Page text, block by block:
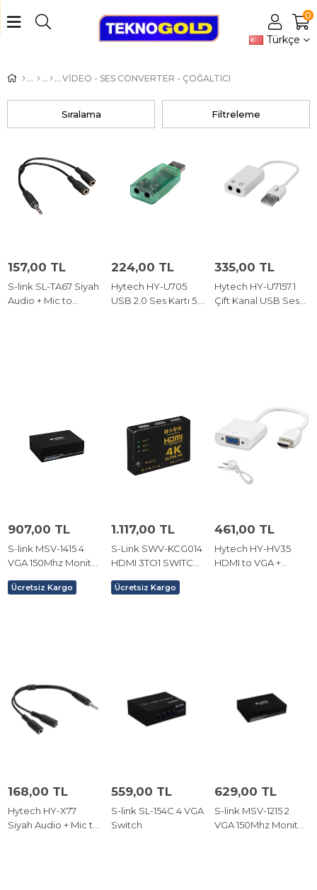
Türkçe
0
VİDEO - SES CONVERTER - ÇOĞALTICI
Filtreleme
Sıralama
157,00 TL
S-link SL-TA67 Siyah
Audio + Mic to
224,00 TL
Hytech HY-U705
USB 2.0 Ses Kartı 5.1
335,00 TL
Hytech HY-U7157.1
Çift Kanal USB Ses
907,00 TL
S-link MSV-1415 4
VGA 150Mhz Monitör
Ücretsiz Kargo
1.117,00 TL
S-Link SWV-KCG014
HDMI 3TO1 SWITCH
Ücretsiz Kargo
461,00 TL
Hytech HY-HV35
HDMI to VGA +
168,00 TL
Hytech HY-X77
Siyah Audio + Mic to
559,00 TL
S-link SL-154C 4 VGA
Switch
629,00 TL
S-link MSV-1215 2
VGA 150Mhz Monitör